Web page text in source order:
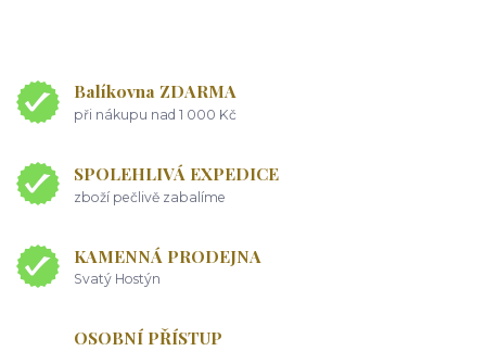
Balíkovna ZDARMA
při nákupu nad 1 000 Kč
SPOLEHLIVÁ EXPEDICE
zboží pečlivě zabalíme
KAMENNÁ PRODEJNA
Svatý Hostýn
OSOBNÍ PŘÍSTUP